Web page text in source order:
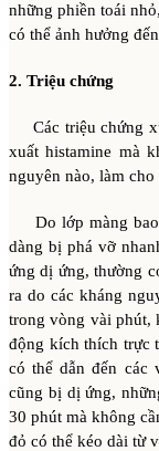
những phiền toái
có thể ảnh hưởng
2. Triệu chứng
Các triệu chứng
xuất histamine mà
nguyên nào, làm
Do lớp màng bao
dàng bị phá vỡ
ứng dị ứng, thường
ra do các kháng
trong vòng vài phút,
động kích thích trực
có thể dẫn đến các
cũng bị dị ứng,
30 phút mà không
đỏ có thể kéo dài từ